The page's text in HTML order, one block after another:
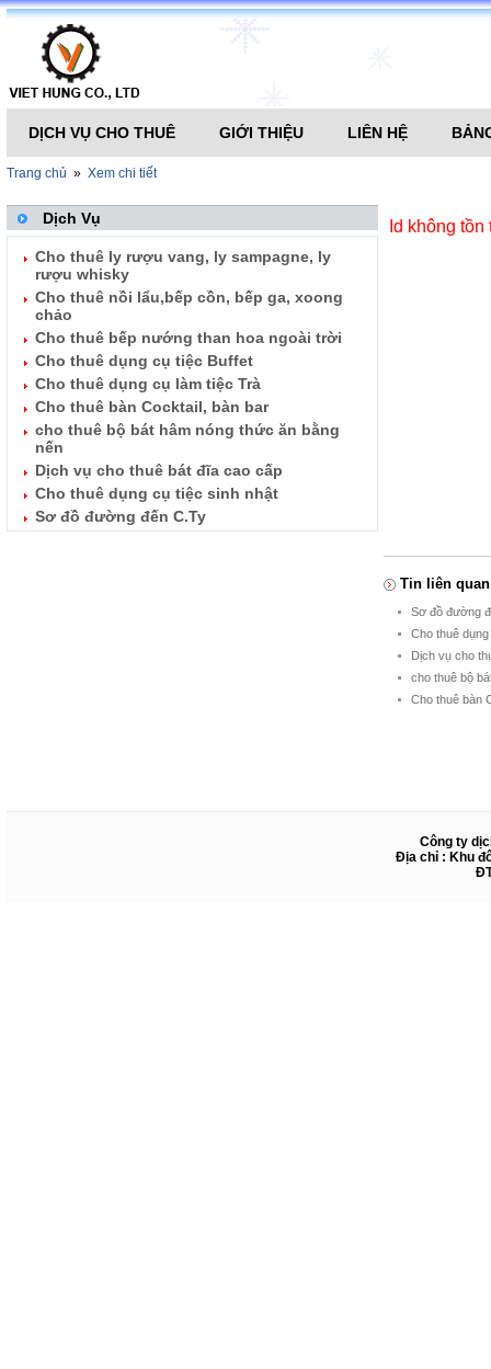
DỊCH VỤ CHO THUÊ GIỚI THIỆU LIÊN HỆ
Trang chủ » Xem chi tiết
Dịch Vụ
Cho thuê ly rượu vang, ly sampagne, ly
rượu whisky
Cho thuê nồi lẩu,bếp cồn, bếp ga, xoong
chảo
Cho thuê bếp nướng than hoa ngoài trời
Cho thuê dụng cụ tiệc Buffet
Cho thuê dụng cụ làm tiệc Trà
Cho thuê bàn Cocktail, bàn bar
cho thuê bộ bát hâm nóng thức ăn bằng
nến
Dịch vụ cho thuê bát đĩa cao cấp
Cho thuê dụng cụ tiệc sinh nhật
Sơ đồ đường đến C.Ty
Id không tồn
Tin liên quan
Sơ đồ đường
Cho thuê
Dịch vụ cho
cho thuê bộ
Cho thuê bàn
Công ty
Địa chỉ : Khu